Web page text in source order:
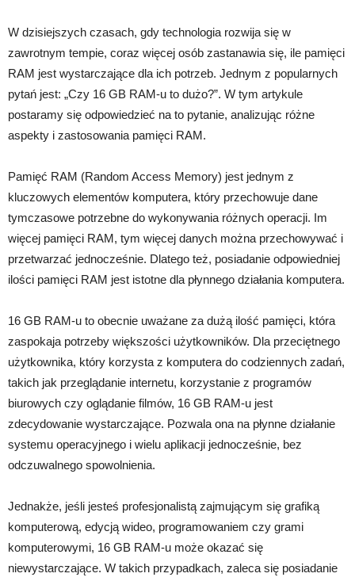
W dzisiejszych czasach, gdy technologia rozwija się w
zawrotnym tempie, coraz więcej osób zastanawia się, ile pamięci
RAM jest wystarczające dla ich potrzeb. Jednym z popularnych
pytań jest: „Czy 16 GB RAM-u to dużo?”. W tym artykule
postaramy się odpowiedzieć na to pytanie, analizując różne
aspekty i zastosowania pamięci RAM.
Pamięć RAM (Random Access Memory) jest jednym z
kluczowych elementów komputera, który przechowuje dane
tymczasowe potrzebne do wykonywania różnych operacji. Im
więcej pamięci RAM, tym więcej danych można przechowywać i
przetwarzać jednocześnie. Dlatego też, posiadanie odpowiedniej
ilości pamięci RAM jest istotne dla płynnego działania komputera.
16 GB RAM-u to obecnie uważane za dużą ilość pamięci, która
zaspokaja potrzeby większości użytkowników. Dla przeciętnego
użytkownika, który korzysta z komputera do codziennych zadań,
takich jak przeglądanie internetu, korzystanie z programów
biurowych czy oglądanie filmów, 16 GB RAM-u jest
zdecydowanie wystarczające. Pozwala ona na płynne działanie
systemu operacyjnego i wielu aplikacji jednocześnie, bez
odczuwalnego spowolnienia.
Jednakże, jeśli jesteś profesjonalistą zajmującym się grafiką
komputerową, edycją wideo, programowaniem czy grami
komputerowymi, 16 GB RAM-u może okazać się
niewystarczające. W takich przypadkach, zaleca się posiadanie